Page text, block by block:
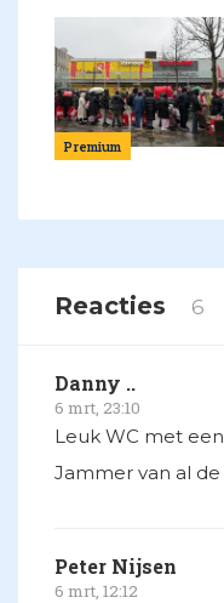
Premium
Reacties 6
Danny ..
6 mrt, 23:10
Leuk WC met
Jammer van al
Peter Nijsen
6 mrt, 12:12